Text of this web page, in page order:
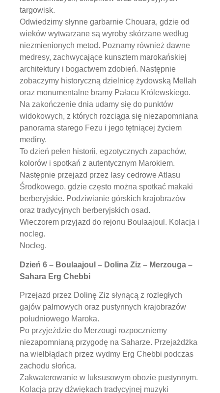
targowisk.
Odwiedzimy słynne garbarnie Chouara, gdzie od
wieków wytwarzane są wyroby skórzane według
niezmienionych metod. Poznamy również dawne
medresy, zachwycające kunsztem marokańskiej
architektury i bogactwem zdobień. Następnie
zobaczymy historyczną dzielnicę żydowską Mellah
oraz monumentalne bramy Pałacu Królewskiego.
Na zakończenie dnia udamy się do punktów
widokowych, z których rozciąga się niezapomniana
panorama starego Fezu i jego tętniącej życiem
mediny.
To dzień pełen historii, egzotycznych zapachów,
kolorów i spotkań z autentycznym Marokiem.
Następnie przejazd przez lasy cedrowe Atlasu
Środkowego, gdzie często można spotkać makaki
berberyjskie. Podziwianie górskich krajobrazów
oraz tradycyjnych berberyjskich osad.
Wieczorem przyjazd do rejonu Boulaajoul. Kolacja i
nocleg.
Nocleg.
Dzień 6 – Boulaajoul – Dolina Ziz – Merzouga –
Sahara Erg Chebbi
Przejazd przez Dolinę Ziz słynącą z rozległych
gajów palmowych oraz pustynnych krajobrazów
południowego Maroka.
Po przyjeździe do Merzougi rozpoczniemy
niezapomnianą przygodę na Saharze. Przejażdżka
na wielbłądach przez wydmy Erg Chebbi podczas
zachodu słońca.
Zakwaterowanie w luksusowym obozie pustynnym.
Kolacja przy dźwiękach tradycyjnej muzyki